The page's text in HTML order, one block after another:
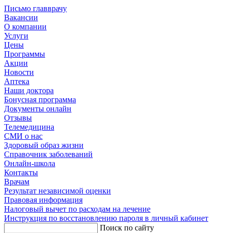
Письмо главврачу
Вакансии
О компании
Услуги
Цены
Программы
Акции
Новости
Аптека
Наши доктора
Бонусная программа
Документы онлайн
Отзывы
Телемедицина
СМИ о нас
Здоровый образ жизни
Справочник заболеваний
Онлайн-школа
Контакты
Врачам
Результат независимой оценки
Правовая информация
Налоговый вычет по расходам на лечение
Инструкция по восстановлению пароля в личный кабинет
Поиск по сайту